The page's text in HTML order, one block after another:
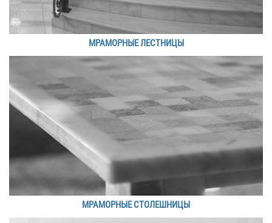
МРАМОРНЫЕ ЛЕСТНИЦЫ
МРАМОРНЫЕ СТОЛЕШНИЦЫ